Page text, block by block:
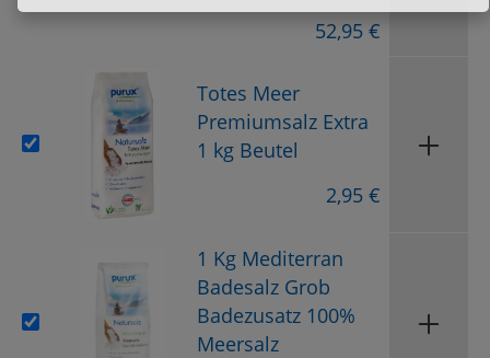
52,95 €
Totes Meer
Premiumsalz Extra
1 kg Beutel
2,95 €
1 Kg Mediterran
Badesalz Grob
Badezusatz 100%
Meersalz